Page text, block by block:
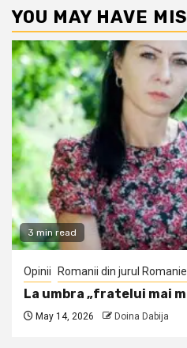
YOU MAY HAVE
3 min read
Opinii Romanii din jurul
La umbra „fratelui mai
May 14, 2026 Doina Dabija